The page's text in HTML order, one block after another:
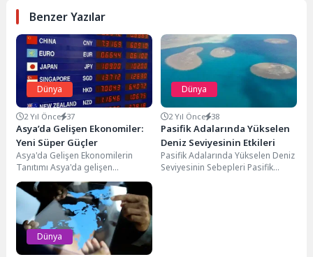
Benzer Yazılar
Dünya
2 Yıl Önce 37
Asya’da Gelişen Ekonomiler:
Yeni Süper Güçler
Asya'da Gelişen Ekonomilerin
Tanıtımı Asya'da gelişen
ekonomiler, dünya genelinde
dikkat çeken ve önemli fırsatlar
sunan...
Dünya
2 Yıl Önce 38
Pasifik Adalarında Yükselen
Deniz Seviyesinin Etkileri
Pasifik Adalarında Yükselen Deniz
Seviyesinin Sebepleri Pasifik
Dünya